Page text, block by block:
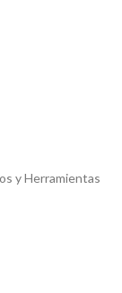
y Herramientas